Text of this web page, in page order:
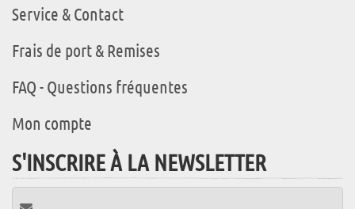
Service & Contact
Frais de port & Remises
FAQ - Questions fréquentes
Mon compte
S'INSCRIRE À LA NEWSLETTER